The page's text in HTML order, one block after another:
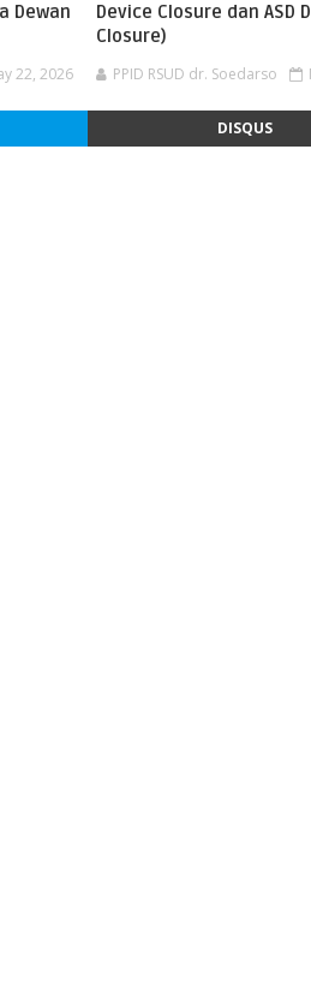
Dewan
22, 2026
Device Closure dan ASD
Closure)
PPID RSUD dr. Soedarso
DISQUS